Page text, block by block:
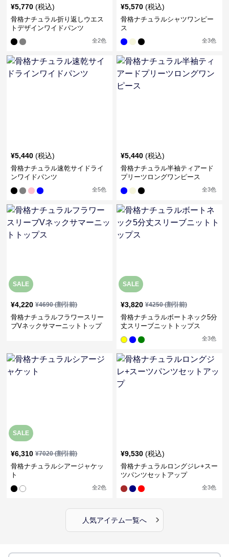
¥5,770 (税込)
骨格ナチュラル折り返しウエス
トデザインワイドパンツ
全2色
¥5,570 (税込)
骨格ナチュラルシャツワンピー
ス
全3色
¥5,440 (税込)
骨格ナチュラル速乾サイドライ
ンワイドパンツ
全5色
¥5,440 (税込)
骨格ナチュラル半袖ティアード
プリーツロングワンピース
全3色
SALE
¥4,220 ¥4690(割引前)
骨格ナチュラルフラワースリー
ブVネックサマーニットトップ
SALE
¥3,820 ¥4250(割引前)
骨格ナチュラルボートネック5分
丈スリーブニットトップス
全3色
SALE
¥6,310 ¥7020(割引前)
骨格ナチュラルシアージャケッ
ト
全2色
¥9,530 (税込)
骨格ナチュラルロングジレ+スー
ツパンツセットアップ
全3色
人気アイテム一覧へ ›